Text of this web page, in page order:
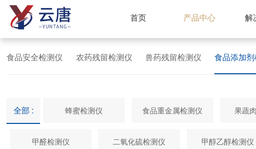
首页 产品中心 解
食品安全检测仪 农药残留检测仪 兽药残留检测仪 食品添加
全部 : 蜂蜜检测仪 食品重金属检测仪 果蔬
甲醛检测仪 二氧化硫检测仪 甲醇乙醇检测仪